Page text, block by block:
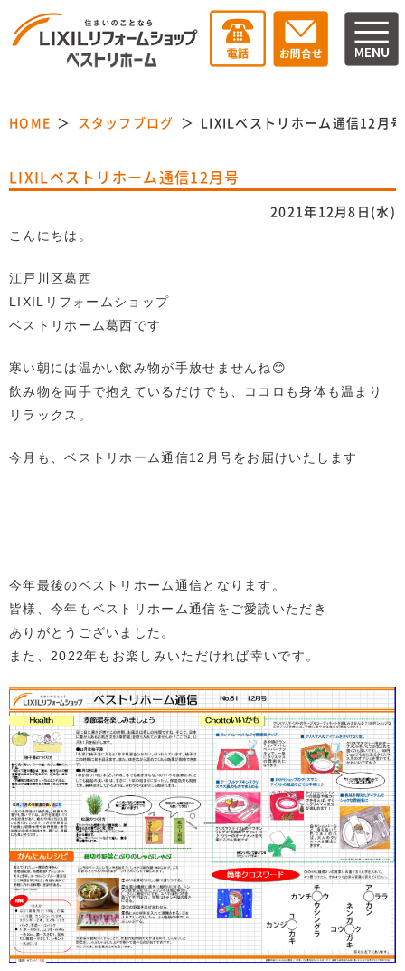
HOME スタッフブログ LIXILベストリホーム通信12月号
LIXILベストリホーム通信12月号
2021年12月8日(水)
こんにちは。
江戸川区葛西
LIXILリフォームショップ
ベストリホーム葛西です
寒い朝には温かい飲み物が手放せませんね😊
飲み物を両手で抱えているだけでも、ココロも身体も温まり
リラックス。
今月も、ベストリホーム通信12月号をお届けいたします
今年最後のベストリホーム通信となります。
皆様、今年もベストリホーム通信をご愛読いただき
ありがとうございました。
また、2022年もお楽しみいただければ幸いです。